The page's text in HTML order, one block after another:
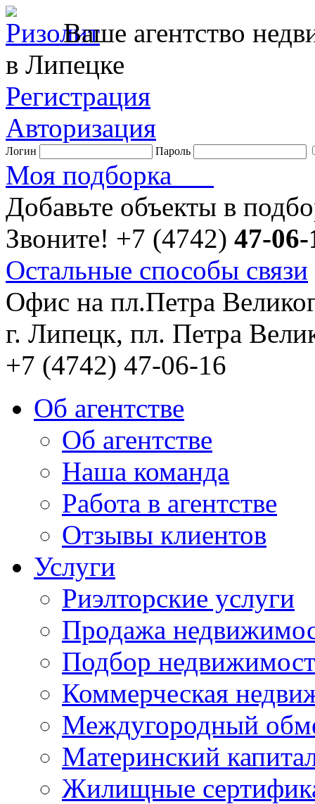
Ваше агентство
в Липецке
Регистрация
Авторизация
Логин Пароль
Моя подборка
Добавьте объекты в
Звоните! +7 (4742) 47-06-
Остальные способы связи
Офис на пл.Петра
г. Липецк, пл. Петра
+7 (4742) 47-06-16
Об агентстве
Об агентстве
Наша команда
Работа в агентстве
Отзывы клиентов
Услуги
Риэлторские услуги
Продажа
Подбор
Коммерческая
Междугородный
Материнский
Жилищные